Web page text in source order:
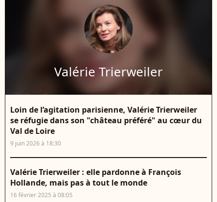
Valérie Trierweiler
Loin de l’agitation parisienne, Valérie Trierweiler
se réfugie dans son "château préféré" au cœur du
Val de Loire
9 juin 2026 à 18:30
Valérie Trierweiler : elle pardonne à François
Hollande, mais pas à tout le monde
16 février 2025 à 08:05